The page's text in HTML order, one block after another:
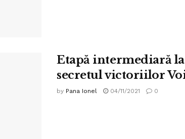
Etapă intermediară
secretul victoriilor
by Pana Ionel 04/11/2021 0